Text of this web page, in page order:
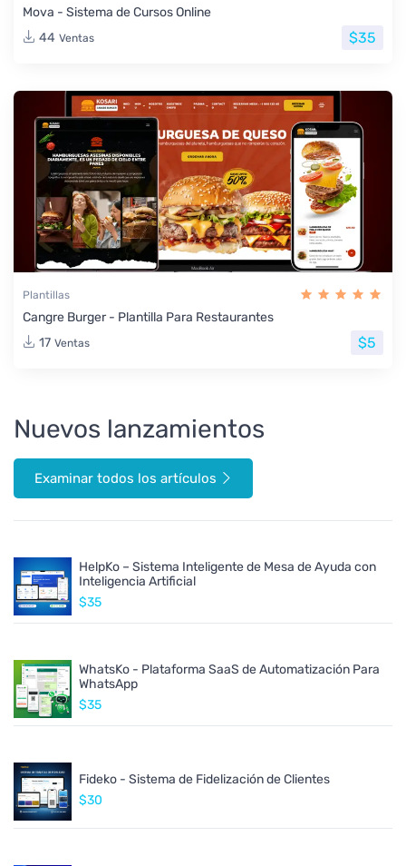
Mova - Sistema de Cursos Online
44 Ventas $35
Plantillas
Cangre Burger - Plantilla Para Restaurantes
17 Ventas $5
Nuevos lanzamientos
Examinar todos los artículos
HelpKo – Sistema Inteligente de Mesa de Ayuda con
Inteligencia Artificial
$35
WhatsKo - Plataforma SaaS de Automatización Para
WhatsApp
$35
Fideko - Sistema de Fidelización de Clientes
$30